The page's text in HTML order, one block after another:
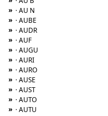
» · AU N
» · AUBE
» · AUDR
» · AUF
» · AUGU
» · AURI
» · AURO
» · AUSE
» · AUST
» · AUTO
» · AUTU